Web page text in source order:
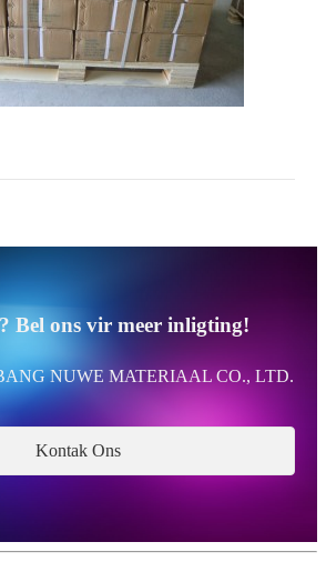
Bel ons vir meer inligting!
NUWE MATERIAAL CO., LTD.
Kontak Ons